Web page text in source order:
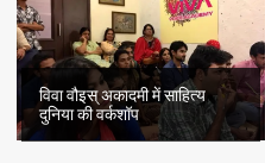
विवा वौइस् अकादमी में साहित्य
दुनिया की वर्कशॉप